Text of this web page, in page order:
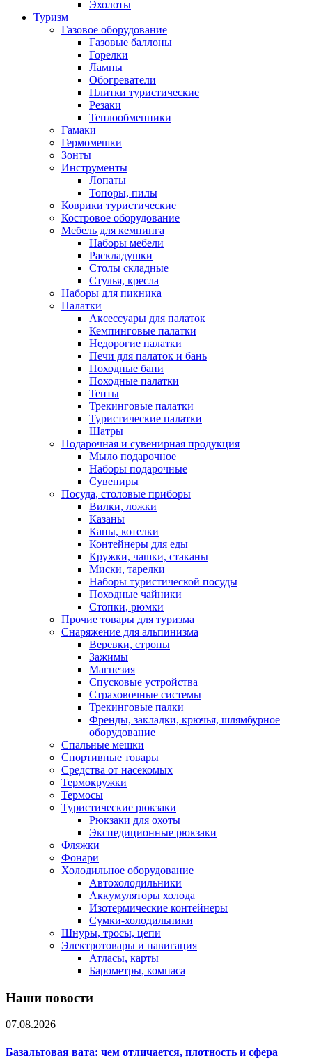
Эхолоты
Туризм
Газовое оборудование
Газовые баллоны
Горелки
Лампы
Обогреватели
Плитки туристические
Резаки
Теплообменники
Гамаки
Гермомешки
Зонты
Инструменты
Лопаты
Топоры, пилы
Коврики туристические
Костровое оборудование
Мебель для кемпинга
Наборы мебели
Раскладушки
Столы складные
Стулья, кресла
Наборы для пикника
Палатки
Аксессуары для палаток
Кемпинговые палатки
Недорогие палатки
Печи для палаток и бань
Походные бани
Походные палатки
Тенты
Трекинговые палатки
Туристические палатки
Шатры
Подарочная и сувенирная продукция
Мыло подарочное
Наборы подарочные
Сувениры
Посуда, столовые приборы
Вилки, ложки
Казаны
Каны, котелки
Контейнеры для еды
Кружки, чашки, стаканы
Миски, тарелки
Наборы туристической посуды
Походные чайники
Стопки, рюмки
Прочие товары для туризма
Снаряжение для альпинизма
Веревки, стропы
Зажимы
Магнезия
Спусковые устройства
Страховочные системы
Трекинговые палки
Френды, закладки, крючья, шлямбурное
оборудование
Спальные мешки
Спортивные товары
Средства от насекомых
Термокружки
Термосы
Туристические рюкзаки
Рюкзаки для охоты
Экспедиционные рюкзаки
Фляжки
Фонари
Холодильное оборудование
Автохолодильники
Аккумуляторы холода
Изотермические контейнеры
Сумки-холодильники
Шнуры, тросы, цепи
Электротовары и навигация
Атласы, карты
Барометры, компаса
Наши новости
07.08.2026
Базальтовая вата: чем отличается, плотность и сфера